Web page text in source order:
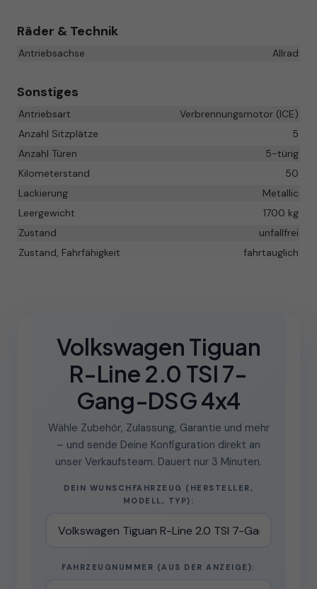
Räder & Technik
Antriebsachse Allrad
Sonstiges
Antriebsart
Verbrennungsmotor (ICE)
Anzahl Sitzplätze
5
Anzahl Türen
5-türig
Kilometerstand
50
Lackierung
Metallic
Leergewicht
1700 kg
Zustand
unfallfrei
Zustand, Fahrfähigkeit
fahrtauglich
Volkswagen Tiguan
R-Line 2.0 TSI 7-
Gang-DSG 4x4
Wähle Zubehör, Zulassung, Garantie und mehr
– und sende Deine Konfiguration direkt an
unser Verkaufsteam. Dauert nur 3 Minuten.
DEIN WUNSCHFAHRZEUG (HERSTELLER,
MODELL, TYP):
FAHRZEUGNUMMER (AUS DER ANZEIGE):